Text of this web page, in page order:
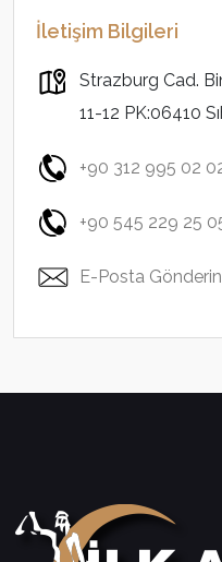
İletişim Bilgileri
Strazburg Cad.
11-12 PK:06410
+90 312 995 02
+90 545 229 25
E-Posta Gönderin